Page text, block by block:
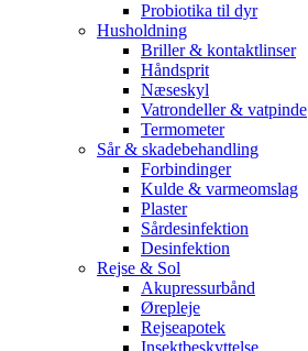
Probiotika til dyr
Husholdning
Briller & kontaktlinser
Håndsprit
Næseskyl
Vatrondeller & vatpinde
Termometer
Sår & skadebehandling
Forbindinger
Kulde & varmeomslag
Plaster
Sårdesinfektion
Desinfektion
Rejse & Sol
Akupressurbånd
Ørepleje
Rejseapotek
Insektbeskyttelse